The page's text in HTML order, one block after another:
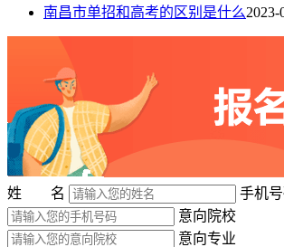
南昌市单招和高考的区别是什么2023-
姓 名
手机
意向院校
意向专业